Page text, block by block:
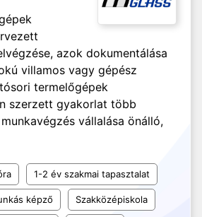
azok dokumentálása
villamos vagy gépész
termelőgépek
szerzett gyakorlat több
vállalása önálló,
1-2 év szakmai tapasztalat
képző Szakközépiskola